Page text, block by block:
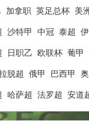
加拿职 英足总杯 美
沙特甲 中冠 泰超
日职乙 欧联杯 葡甲
脱超 俄甲 巴西甲
哈萨超 法罗超 安道